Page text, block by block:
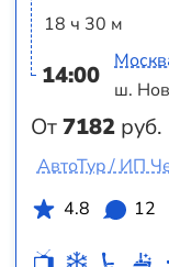
18 ч 30 м
14:00
От7182 руб.
ш.
АвтоТур / ИП
4.8
12